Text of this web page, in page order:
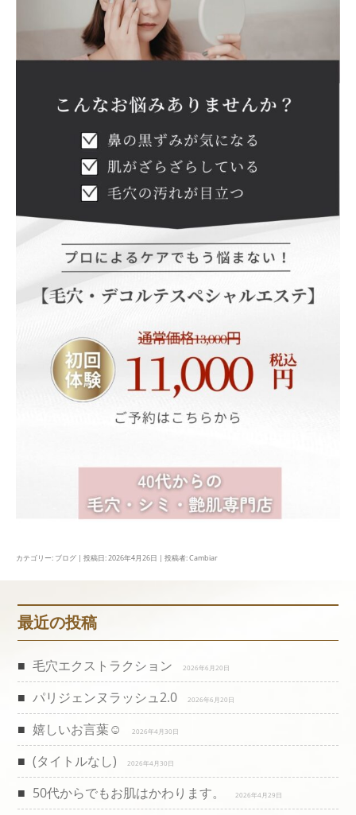
カテゴリー: ブログ | 投稿日:2026年4月26日 | 投稿者:Cambiar
最近の投稿
毛穴エクストラクション 2026年6月20日
パリジェンヌラッシュ2.0 2026年6月20日
嬉しいお言葉☺️ 2026年4月30日
(タイトルなし) 2026年4月30日
50代からでもお肌はかわります。 2026年4月29日